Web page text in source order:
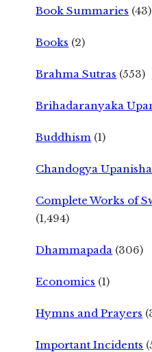
Book Summaries (43)
Books (2)
Brahma Sutras (553)
Brihadaranyaka
Buddhism (1)
Chandogya
Complete Works of
(1,494)
Dhammapada (306)
Economics (1)
Hymns and Prayers
Important Incidents